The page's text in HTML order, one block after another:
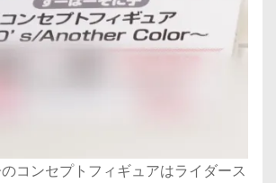
コンセプトフィギュアはライダース